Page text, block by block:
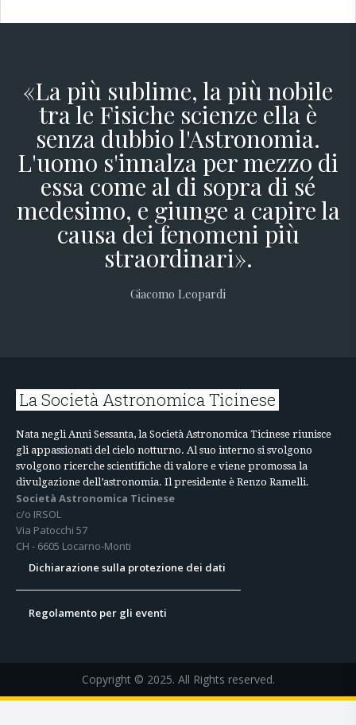
«La più sublime, la più nobile
tra le Fisiche scienze ella è
senza dubbio l'Astronomia.
L'uomo s'innalza per mezzo di
essa come al di sopra di sé
medesimo, e giunge a capire la
causa dei fenomeni più
straordinari».
Giacomo Leopardi
La Società Astronomica Ticinese
Nata negli Anni Sessanta, la Società Astronomica Ticinese riunisce
gli appassionati del cielo notturno. Al suo interno si svolgono
svolgono ricerche scientifiche di valore e viene promossa la
divulgazione dell’astronomia. Il presidente è Renzo Ramelli.
Società Astronomica Ticinese
c/o IRSOL
Via Patocchi 57
CH - 6605 Locarno-Monti
Dichiarazione sulla protezione dei dati
Regolamento per gli eventi
Copyright © 2025. All Rights reserved.